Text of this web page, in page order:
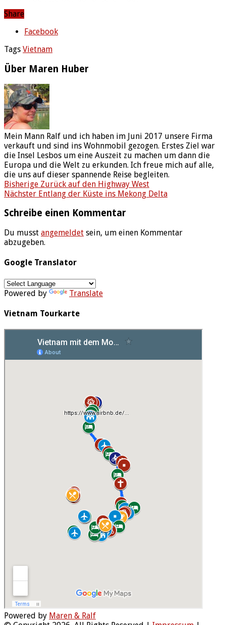
Share
Facebook
Tags Vietnam
Über Maren Huber
Mein Mann Ralf und ich haben im Juni 2017 unsere Firma
verkauft und sind ins Wohnmobil gezogen. Erstes Ziel war
die Insel Lesbos um eine Auszeit zu machen um dann die
Europa und die Welt zu erkunden. Ich freue mich auf alle,
die uns auf dieser spannende Reise begleiten.
Bisherige Zurück auf den Highway West
Nächster Entlang der Küste ins Mekong Delta
Schreibe einen Kommentar
Du musst angemeldet sein, um einen Kommentar
abzugeben.
Google Translator
Powered by Translate
Vietnam Tourkarte
Powered by Maren & Ralf